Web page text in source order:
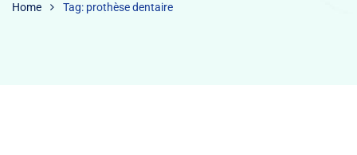
Home Tag: prothèse dentaire